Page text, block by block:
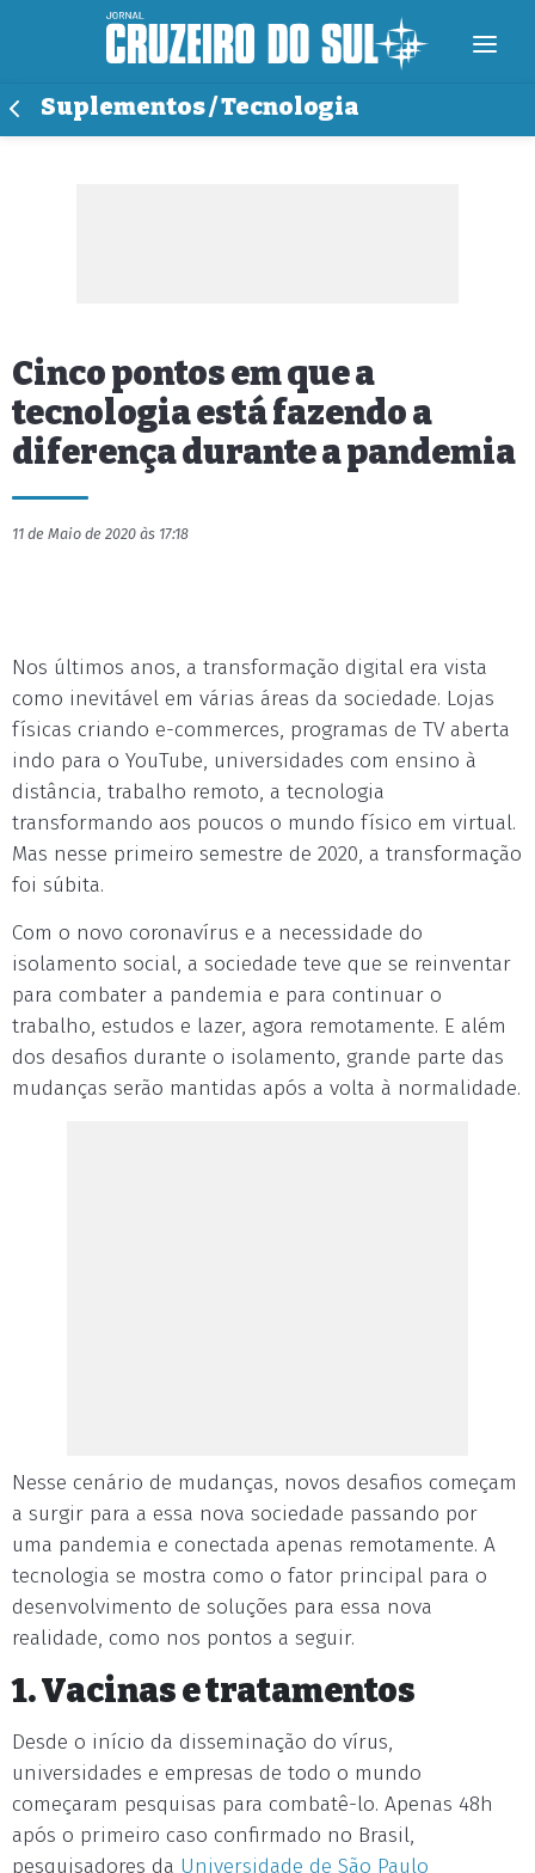
Suplementos / Tecnologia
Cinco pontos em que a
tecnologia está fazendo a
diferença durante a pandemia
11 de Maio de 2020 às 17:18
Nos últimos anos, a transformação digital era vista
como inevitável em várias áreas da sociedade. Lojas
físicas criando e-commerces, programas de TV aberta
indo para o YouTube, universidades com ensino à
distância, trabalho remoto, a tecnologia
transformando aos poucos o mundo físico em virtual.
Mas nesse primeiro semestre de 2020, a transformação
foi súbita.
Com o novo coronavírus e a necessidade do
isolamento social, a sociedade teve que se reinventar
para combater a pandemia e para continuar o
trabalho, estudos e lazer, agora remotamente. E além
dos desafios durante o isolamento, grande parte das
mudanças serão mantidas após a volta à normalidade.
Nesse cenário de mudanças, novos desafios começam
a surgir para a essa nova sociedade passando por
uma pandemia e conectada apenas remotamente. A
tecnologia se mostra como o fator principal para o
desenvolvimento de soluções para essa nova
realidade, como nos pontos a seguir.
1. Vacinas e tratamentos
Desde o início da disseminação do vírus,
universidades e empresas de todo o mundo
começaram pesquisas para combatê-lo. Apenas 48h
após o primeiro caso confirmado no Brasil,
pesquisadores da Universidade de São Paulo